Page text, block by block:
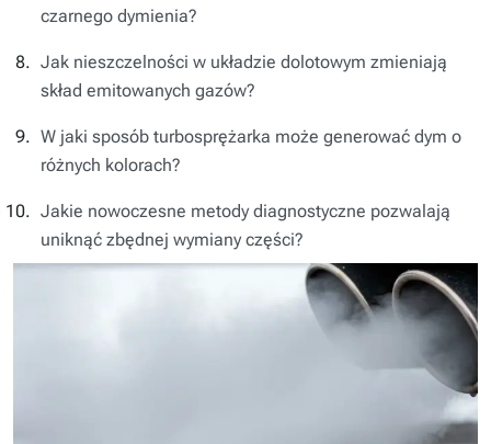
czarnego dymienia?
Jak nieszczelności w układzie dolotowym zmieniają
skład emitowanych gazów?
W jaki sposób turbosprężarka może generować dym o
różnych kolorach?
Jakie nowoczesne metody diagnostyczne pozwalają
uniknąć zbędnej wymiany części?